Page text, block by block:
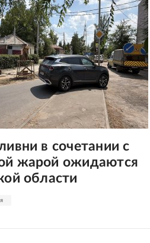
в сочетании с
жарой ожидаются
области